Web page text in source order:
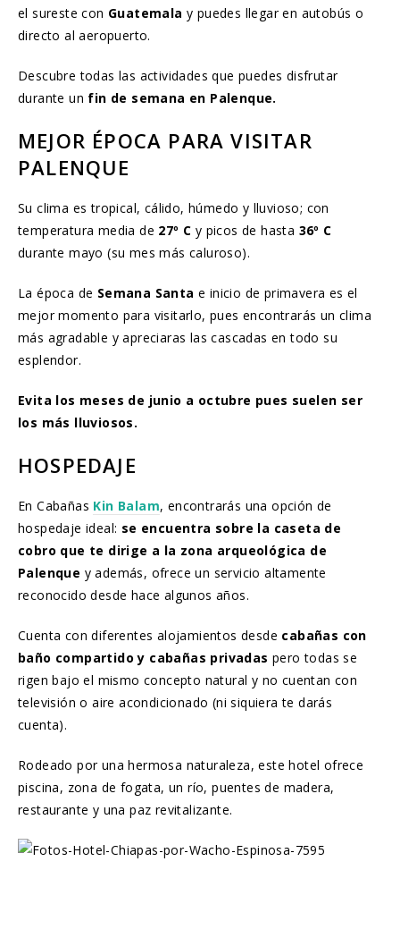
el sureste con Guatemala y puedes llegar en autobús o
directo al aeropuerto.
Descubre todas las actividades que puedes disfrutar
durante un fin de semana en Palenque.
MEJOR ÉPOCA PARA VISITAR
PALENQUE
Su clima es tropical, cálido, húmedo y lluvioso; con
temperatura media de 27º C y picos de hasta 36º C
durante mayo (su mes más caluroso).
La época de Semana Santa e inicio de primavera es el
mejor momento para visitarlo, pues encontrarás un clima
más agradable y apreciaras las cascadas en todo su
esplendor.
Evita los meses de junio a octubre pues suelen ser
los más lluviosos.
HOSPEDAJE
En Cabañas Kin Balam, encontrarás una opción de
hospedaje ideal: se encuentra sobre la caseta de
cobro que te dirige a la zona arqueológica de
Palenque y además, ofrece un servicio altamente
reconocido desde hace algunos años.
Cuenta con diferentes alojamientos desde cabañas con
baño compartido y cabañas privadas pero todas se
rigen bajo el mismo concepto natural y no cuentan con
televisión o aire acondicionado (ni siquiera te darás
cuenta).
Rodeado por una hermosa naturaleza, este hotel ofrece
piscina, zona de fogata, un río, puentes de madera,
restaurante y una paz revitalizante.